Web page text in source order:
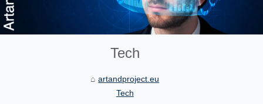
Tech
artandproject.eu
Tech